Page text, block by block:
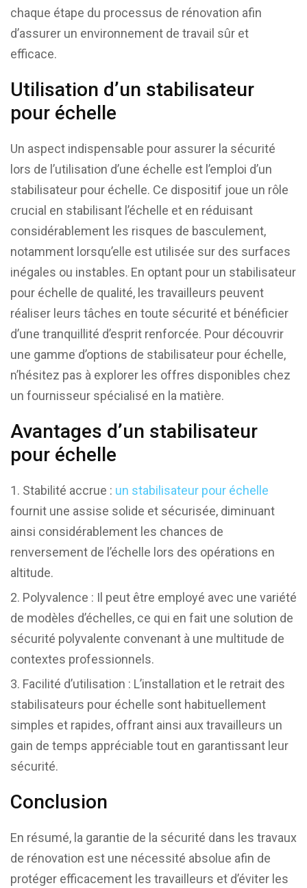
chaque étape du processus de rénovation afin
d’assurer un environnement de travail sûr et
efficace.
Utilisation d’un stabilisateur
pour échelle
Un aspect indispensable pour assurer la sécurité
lors de l’utilisation d’une échelle est l’emploi d’un
stabilisateur pour échelle. Ce dispositif joue un rôle
crucial en stabilisant l’échelle et en réduisant
considérablement les risques de basculement,
notamment lorsqu’elle est utilisée sur des surfaces
inégales ou instables. En optant pour un stabilisateur
pour échelle de qualité, les travailleurs peuvent
réaliser leurs tâches en toute sécurité et bénéficier
d’une tranquillité d’esprit renforcée. Pour découvrir
une gamme d’options de stabilisateur pour échelle,
n’hésitez pas à explorer les offres disponibles chez
un fournisseur spécialisé en la matière.
Avantages d’un stabilisateur
pour échelle
Stabilité accrue : un stabilisateur pour échelle
fournit une assise solide et sécurisée, diminuant
ainsi considérablement les chances de
renversement de l’échelle lors des opérations en
altitude.
Polyvalence : Il peut être employé avec une variété
de modèles d’échelles, ce qui en fait une solution de
sécurité polyvalente convenant à une multitude de
contextes professionnels.
Facilité d’utilisation : L’installation et le retrait des
stabilisateurs pour échelle sont habituellement
simples et rapides, offrant ainsi aux travailleurs un
gain de temps appréciable tout en garantissant leur
sécurité.
Conclusion
En résumé, la garantie de la sécurité dans les travaux
de rénovation est une nécessité absolue afin de
protéger efficacement les travailleurs et d’éviter les